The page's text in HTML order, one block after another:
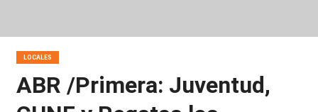
LOCALES
ABR /Primera: Juventud,